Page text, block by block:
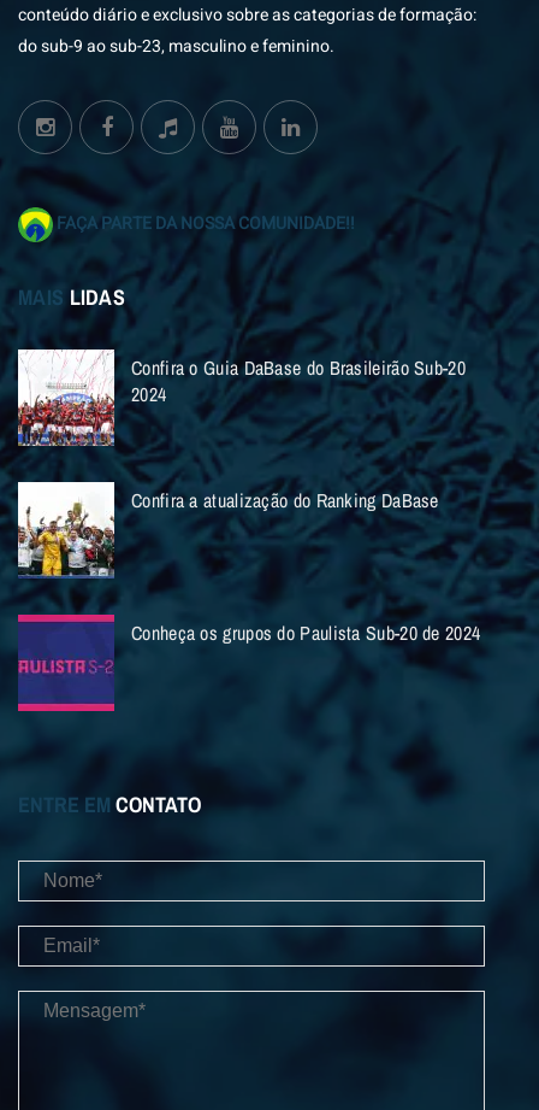
conteúdo diário e exclusivo sobre as categorias de formação:
do sub-9 ao sub-23, masculino e feminino.
FAÇA PARTE DA NOSSA COMUNIDADE!!
MAIS LIDAS
Confira o Guia DaBase do Brasileirão Sub-20
2024
Confira a atualização do Ranking DaBase
Conheça os grupos do Paulista Sub-20 de 2024
ENTRE EM CONTATO